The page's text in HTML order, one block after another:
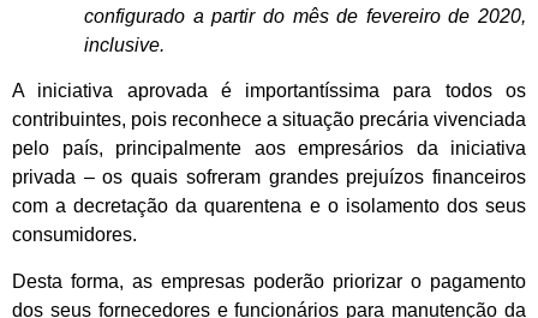
configurado a partir do mês de fevereiro de 2020,
inclusive.
A iniciativa aprovada é importantíssima para todos os
contribuintes, pois reconhece a situação precária vivenciada
pelo país, principalmente aos empresários da iniciativa
privada – os quais sofreram grandes prejuízos financeiros
com a decretação da quarentena e o isolamento dos seus
consumidores.
Desta forma, as empresas poderão priorizar o pagamento
dos seus fornecedores e funcionários para manutenção da